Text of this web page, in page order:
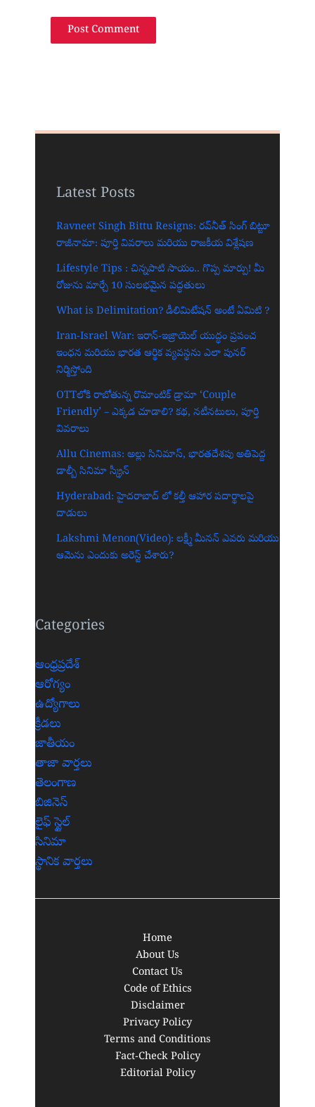
Latest Posts
Ravneet Singh Bittu Resigns: రవ్‌నీత్ సింగ్ బిట్టూ
రాజీనామా: పూర్తి వివరాలు మరియు రాజకీయ విశ్లేషణ
Lifestyle Tips : చిన్నపాటి సాయం.. గొప్ప మార్పు! మీ
రోజును మార్చే 10 సులభమైన పద్ధతులు
What is Delimitation? డీలిమిటేషన్ అంటే ఏమిటి ?
Iran-Israel War: ఇరాన్-ఇజ్రాయెల్ యుద్ధం ప్రపంచ
ఇంధన మరియు భారత ఆర్థిక వ్యవస్థను ఎలా పునర్
నిర్మిస్తోంది
OTTలోకి రాబోతున్న రొమాంటిక్ డ్రామా ‘Couple
Friendly’ – ఎక్కడ చూడాలి? కథ, నటీనటులు, పూర్తి
వివరాలు
Allu Cinemas: అల్లు సినిమాస్, భారతదేశపు అతిపెద్ద
డాల్బీ సినిమా స్క్రీన్‌
Hyderabad: హైదరాబాద్‌ లో కల్తీ ఆహార పదార్థాలపై
దాడులు
Lakshmi Menon(Video): లక్ష్మీ మీనన్ ఎవరు మరియు
ఆమెను ఎందుకు అరెస్ట్ చేశారు?
Categories
ఆంధ్రప్రదేశ్
ఆరోగ్యం
ఉద్యోగాలు
క్రీడలు
జాతీయం
తాజా వార్తలు
తెలంగాణ
బిజినెస్
లైఫ్ స్టైల్
సినిమా
స్థానిక వార్తలు
Home
About Us
Contact Us
Code of Ethics
Disclaimer
Privacy Policy
Terms and Conditions
Fact-Check Policy
Editorial Policy